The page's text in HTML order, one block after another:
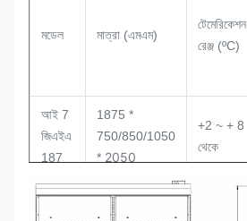
মডেল মাত্রা (এমএম)
টেমেরিকেশন
রেঞ্জ (ºC)
আই 7
জিএইএ
187
1875 *
750/850/1050
* 2050
+2 ~ + 8
থেকে
আই 7
জিএইএ
2500 *
750/850/1050